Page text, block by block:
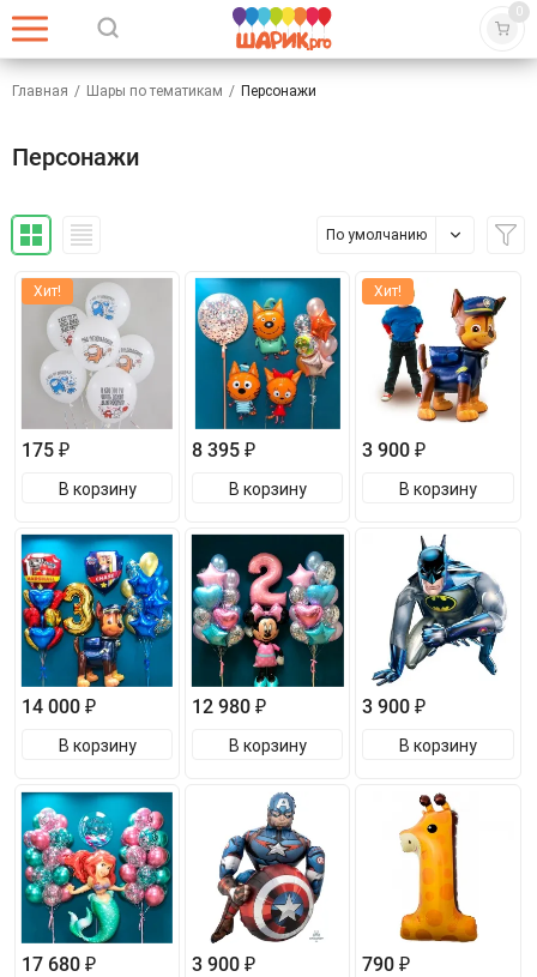
0
Главная / Шары по тематикам / Персонажи
Персонажи
По умолчанию
Хит!
175 ₽
В корзину
8 395 ₽
В корзину
Хит!
3 900 ₽
В корзину
14 000 ₽
В корзину
12 980 ₽
В корзину
3 900 ₽
В корзину
17 680 ₽ 3 900 ₽ 790 ₽